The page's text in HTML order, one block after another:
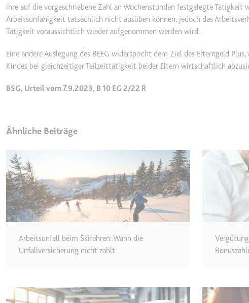
Zweck:
Wird verwendet,
Conversion-Rate
Ablauf:
3 Monate
Typ:
HTTP-Cookie
_gcl_ls
Typ:
HTML Local
__Secure-ROLLOUT_TOKEN
Anbieter:
youtube.com
Wird verwendet,
180 Tage
__Secure-YEC
ihre auf die vorgeschriebene Zahl an Wochenstunden festgelegte Tätigkeit
Arbeitsunfähigkeit tatsächlich nicht ausüben können, jedoch das
Tätigkeit voraussichtlich wieder aufgenommen werden wird.
Eine andere Auslegung des BEEG widerspricht dem Ziel des Elterngeld
Kindes bei gleichzeitiger Teilzeittätigkeit beider Eltern wirtschaftlich
BSG, Urteil vom 7.9.2023, B 10 EG 2/22 R
Ähnliche Beiträge
Arbeitsunfall beim Skifahren: Wann die
Unfallversicherung nicht zahlt